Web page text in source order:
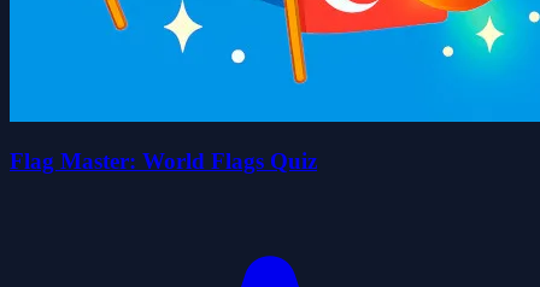
Flag Master: World Flags Quiz